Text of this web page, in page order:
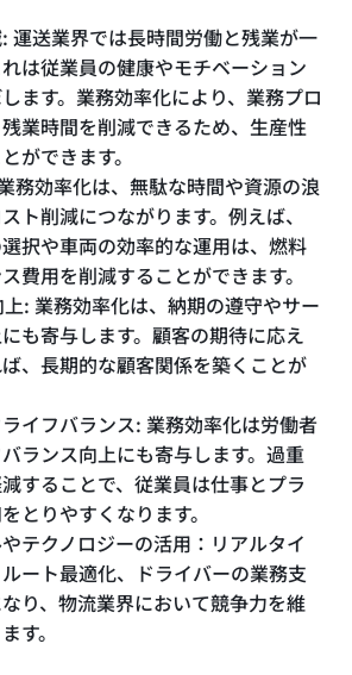
運送業界では長時間労働と残業が一
は従業員の健康やモチベーション
ます。業務効率化により、業務プロ
業時間を削減できるため、生産性
ができます。
務効率化は、無駄な時間や資源の浪
ト削減につながります。例えば、
択や車両の効率的な運用は、燃料
費用を削減することができます。
: 業務効率化は、納期の遵守やサー
も寄与します。顧客の期待に応え
、長期的な顧客関係を築くことが
イフバランス: 業務効率化は労働者
ランス向上にも寄与します。過重
することで、従業員は仕事とプラ
とりやすくなります。
テクノロジーの活用：リアルタイ
ート最適化、ドライバーの業務支
り、物流業界において競争力を維
す。